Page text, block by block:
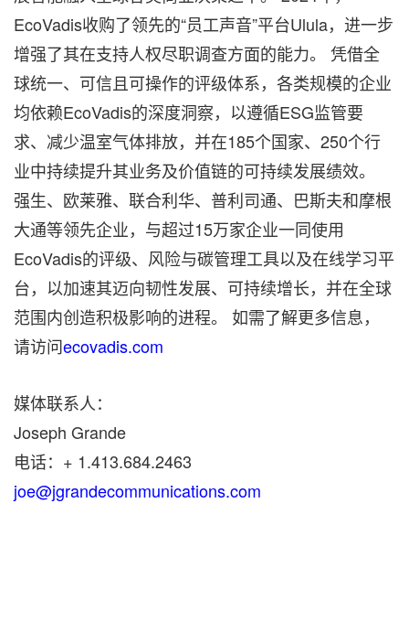
EcoVadis收购了领先的“员工声音”平台Ulula，进一步
增强了其在支持人权尽职调查方面的能力。 凭借全
球统一、可信且可操作的评级体系，各类规模的企业
均依赖EcoVadis的深度洞察，以遵循ESG监管要
求、减少温室气体排放，并在185个国家、250个行
业中持续提升其业务及价值链的可持续发展绩效。
强生、欧莱雅、联合利华、普利司通、巴斯夫和摩根
大通等领先企业，与超过15万家企业一同使用
EcoVadis的评级、风险与碳管理工具以及在线学习平
台，以加速其迈向韧性发展、可持续增长，并在全球
范围内创造积极影响的进程。 如需了解更多信息，
请访问ecovadis.com
媒体联系人：
Joseph Grande
电话：+ 1.413.684.2463
joe@jgrandecommunications.com